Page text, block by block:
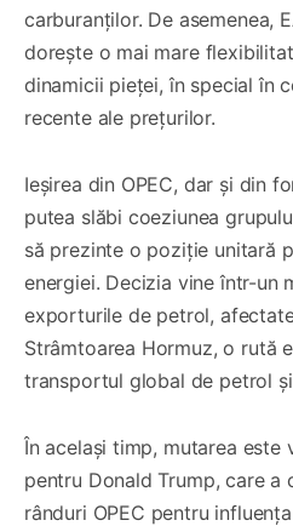
carburanților. De asemenea,
dorește o mai mare
dinamicii pieței, în special în
recente ale prețurilor.
Ieșirea din OPEC, dar și din
putea slăbi coeziunea
să prezinte o poziție unitară
energiei. Decizia vine într-un
exporturile de petrol,
Strâmtoarea Hormuz, o rută
transportul global de petrol
În același timp, mutarea este
pentru Donald Trump, care
rânduri OPEC pentru